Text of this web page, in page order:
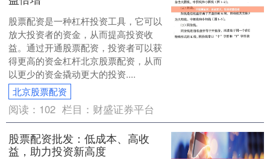
股票配资是一种杠杆投资工具，它可以
放大投资者的资金，从而提高投资收
益。通过开通股票配资，投资者可以获
得更高的资金杠杆北京股票配资，从而
以更少的资金撬动更大的投资....
北京股票配资
阅读： 102 栏目： 财盛证券平台
股票配资批发：低成本、高收
益，助力投资新高度